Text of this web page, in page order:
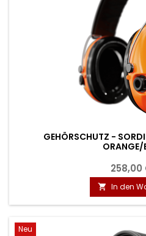
GEHÖRSCHUTZ -
ORANGE/
258,00
 In den
Neu